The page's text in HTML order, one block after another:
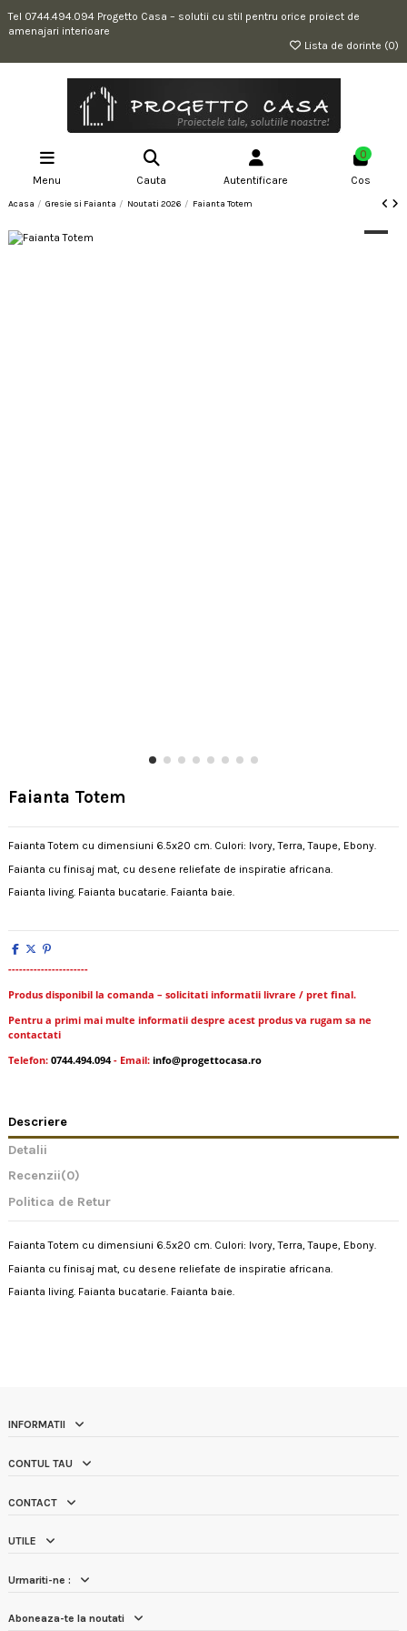
Tel 0744.494.094 Progetto Casa – solutii cu stil pentru orice proiect de
amenajari interioare
Lista de dorinte (0)
Menu Cauta Autentificare
0
Cos
Acasa Gresie si Faianta Noutati 2026 Faianta Totem
Faianta Totem
Faianta Totem cu dimensiuni 6.5x20 cm. Culori: Ivory, Terra, Taupe, Ebony.
Faianta cu finisaj mat, cu desene reliefate de inspiratie africana.
Faianta living. Faianta bucatarie. Faianta baie.
----------------------
Produs disponibil la comanda – solicitati informatii livrare / pret final.
Pentru a primi mai multe informatii despre acest produs va rugam sa ne
contactati
Telefon: 0744.494.094- Email: info@progettocasa.ro
Descriere
Detalii
Recenzii(0)
Politica de Retur
Faianta Totem cu dimensiuni 6.5x20 cm. Culori: Ivory, Terra, Taupe, Ebony.
Faianta cu finisaj mat, cu desene reliefate de inspiratie africana.
Faianta living. Faianta bucatarie. Faianta baie.
INFORMATII
CONTUL TAU
CONTACT
UTILE
Urmariti-ne :
Aboneaza-te la noutati